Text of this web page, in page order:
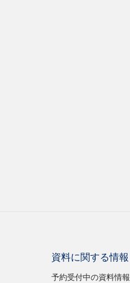
資料に関する情報
予約受付中の資料情報